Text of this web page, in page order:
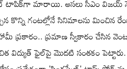
టాపిక్‌గా మారాయి. అసలు సీఎం విజయ్
కొన్ని గంటల్లోనే సినిమాలను మించిన
ప్రకారం.. ప్రమాణ స్వీకారం చేసిన
విద్యుత్ ఫైల్‌పై మొదటి సంతకం